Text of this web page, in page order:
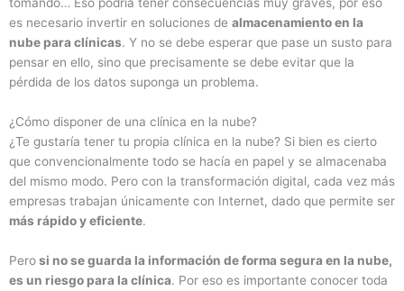
es necesario invertir en soluciones de almacenamiento en la
nube para clínicas. Y no se debe esperar que pase un susto para
pensar en ello, sino que precisamente se debe evitar que la
pérdida de los datos suponga un problema.
¿Cómo disponer de una clínica en la nube?
¿Te gustaría tener tu propia clínica en la nube? Si bien es cierto
que convencionalmente todo se hacía en papel y se almacenaba
del mismo modo. Pero con la transformación digital, cada vez más
empresas trabajan únicamente con Internet, dado que permite ser
más rápido y eficiente.
Perosi no se guarda la información de forma segura en la nube,
es un riesgo para la clínica. Por eso es importante conocer toda